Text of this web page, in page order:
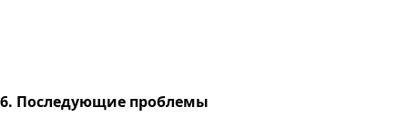
6. Последующие проблемы